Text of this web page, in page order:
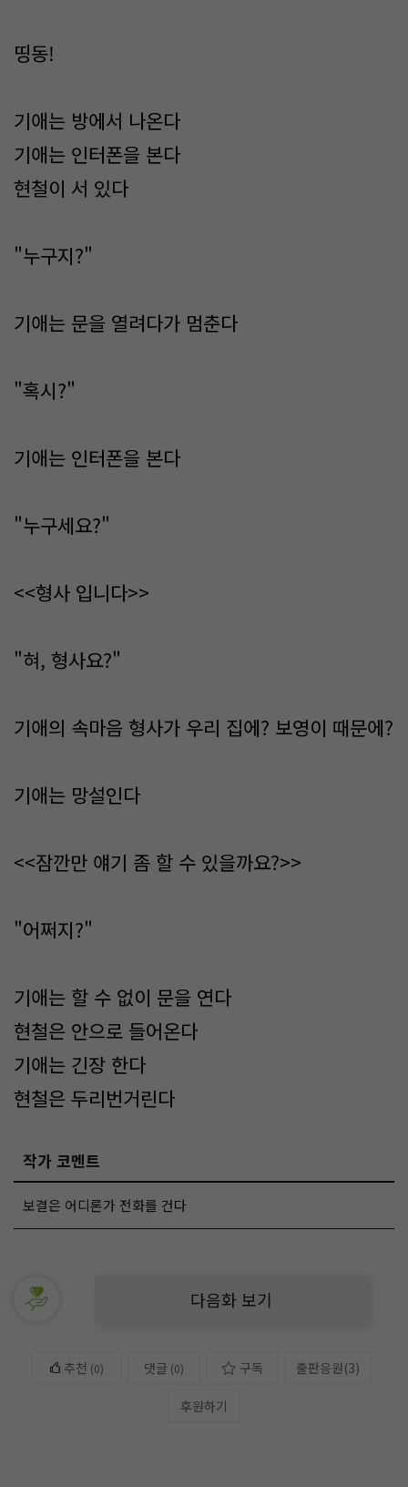
띵동!
기애는 방에서 나온다
기애는 인터폰을 본다
현철이 서 있다
"누구지?"
기애는 문을 열려다가 멈춘다
"혹시?"
기애는 인터폰을 본다
"누구세요?"
<<형사 입니다>>
"혀, 형사요?"
기애의 속마음 형사가 우리 집에? 보영이 때문에?
기애는 망설인다
<<잠깐만 얘기 좀 할 수 있을까요?>>
"어쩌지?"
기애는 할 수 없이 문을 연다
현철은 안으로 들어온다
기애는 긴장 한다
현철은 두리번거린다
작가 코멘트
보결은 어디론가 전화를 건다
다음화 보기
추천 (0) 댓글 (0) 구독 출판응원(3)
후원하기